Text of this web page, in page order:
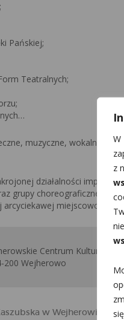
W
z
Pańskiej;
Teatralnych;
muzyczne, wokalne,
działalności
grupy choreograficzne z
miejscowości.
Centrum Kultury
200 Wejherowo
w Wejherowie -